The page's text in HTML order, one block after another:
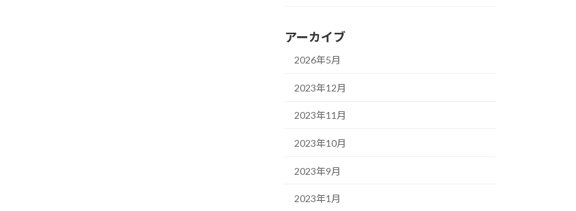
アーカイブ
2026年5月
2023年12月
2023年11月
2023年10月
2023年9月
2023年1月